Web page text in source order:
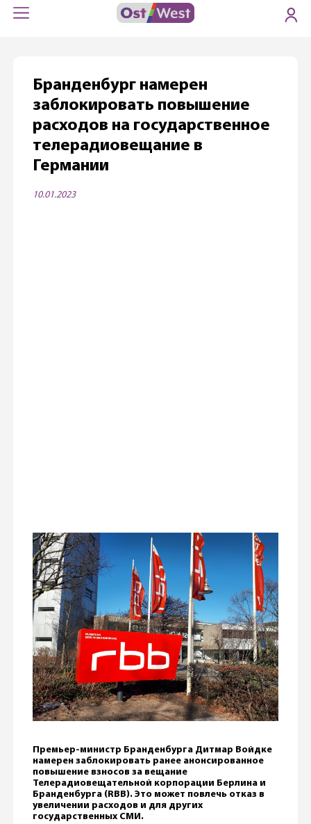
Бранденбург намерен
заблокировать повышение
расходов на государственное
телерадиовещание в
Германии
10.01.2023
Премьер-министр Бранденбурга Дитмар Войдке
намерен заблокировать ранее анонсированное
повышение взносов за вещание
Телерадиовещательной корпорации Берлина и
Бранденбурга (RBB). Это может повлечь отказ в
увеличении расходов и для других
государственных СМИ.